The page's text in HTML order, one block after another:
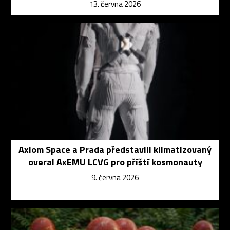
13. června 2026
Axiom Space a Prada představili klimatizovaný
overal AxEMU LCVG pro příští kosmonauty
9. června 2026